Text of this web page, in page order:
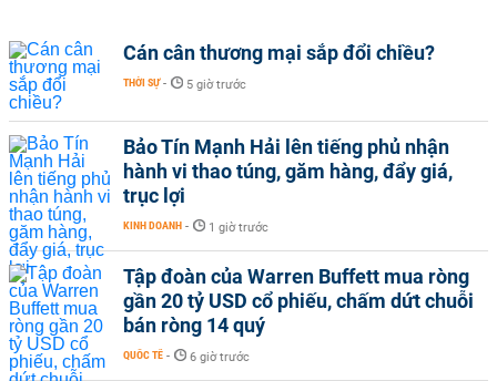
Cán cân thương mại sắp đổi chiều?
THỜI SỰ - 5 giờ trước
Bảo Tín Mạnh Hải lên tiếng phủ nhận
hành vi thao túng, găm hàng, đẩy giá,
trục lợi
KINH DOANH - 1 giờ trước
Tập đoàn của Warren Buffett mua ròng
gần 20 tỷ USD cổ phiếu, chấm dứt chuỗi
bán ròng 14 quý
QUỐC TẾ - 6 giờ trước